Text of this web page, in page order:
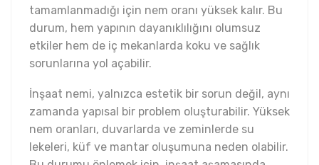
tamamlanmadığı için nem oranı yüksek kalır. Bu
durum, hem yapının dayanıklılığını olumsuz
etkiler hem de iç mekanlarda koku ve sağlık
sorunlarına yol açabilir.
İnşaat nemi, yalnızca estetik bir sorun değil, aynı
zamanda yapısal bir problem oluşturabilir. Yüksek
nem oranları, duvarlarda ve zeminlerde su
lekeleri, küf ve mantar oluşumuna neden olabilir.